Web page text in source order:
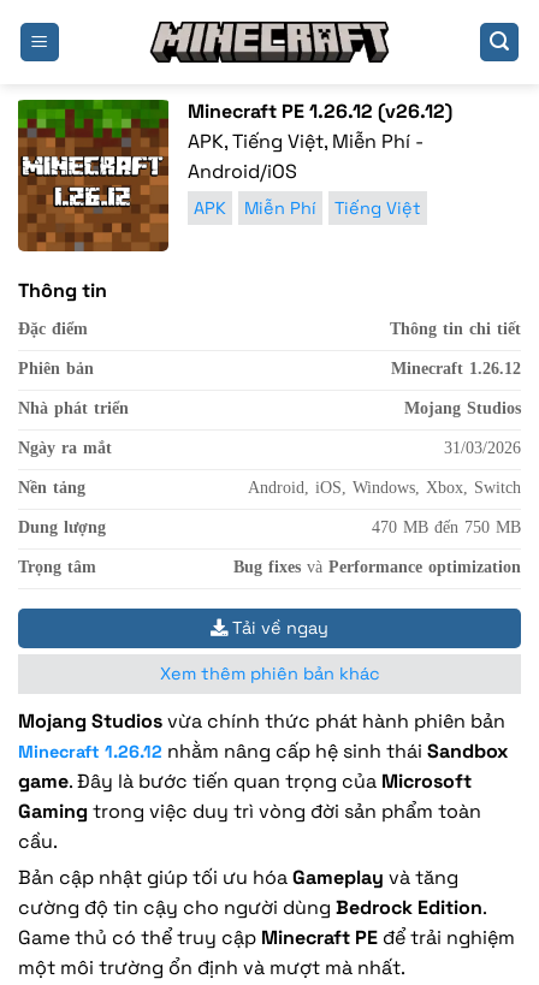
nội
dung
Minecraft PE 1.26.12 (v26.12)
APK, Tiếng Việt, Miễn Phí -
Android/iOS
APK Miễn Phí Tiếng Việt
Thông tin
Đặc điểm Thông tin chi tiết
Phiên bản Minecraft 1.26.12
Nhà phát triển Mojang Studios
Ngày ra mắt 31/03/2026
Nền tảng Android, iOS, Windows, Xbox, Switch
Dung lượng 470 MB đến 750 MB
Trọng tâm Bug fixes và Performance optimization
Tải về ngay
Xem thêm phiên bản khác
Mojang Studiosvừa chính thức phát hành phiên bản
Minecraft 1.26.12 nhằm nâng cấp hệ sinh thái Sandbox
game. Đây là bước tiến quan trọng của Microsoft
Gamingtrong việc duy trì vòng đời sản phẩm toàn
cầu.
Bản cập nhật giúp tối ưu hóaGameplay và tăng
cường độ tin cậy cho người dùng Bedrock Edition.
Game thủ có thể truy cập Minecraft PE để trải nghiệm
một môi trường ổn định và mượt mà nhất.